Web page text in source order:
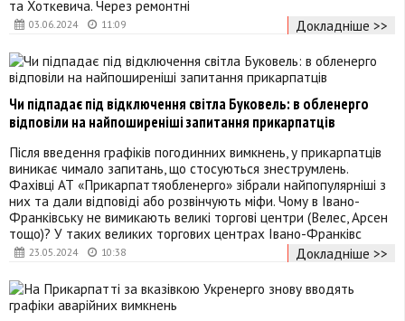
03.06.2024 11:09
та Хоткевича. Через ремонтні
Докладніше >>
23.05.2024 10:38
Чи підпадає під відключення світла Буковель: в обленерго
відповіли на найпоширеніші запитання прикарпатців
Після введення графіків погодинних вимкнень, у прикарпатців
виникає чимало запитань, що стосуються знеструмлень.
Фахівці АТ «Прикарпаттяобленерго» зібрали найпопулярніші з
них та дали відповіді або розвінчують міфи. Чому в Івано-
Франківську не вимикають великі торгові центри (Велес, Арсен
тощо)? У таких великих торгових центрах Івано-Франківс
Докладніше >>